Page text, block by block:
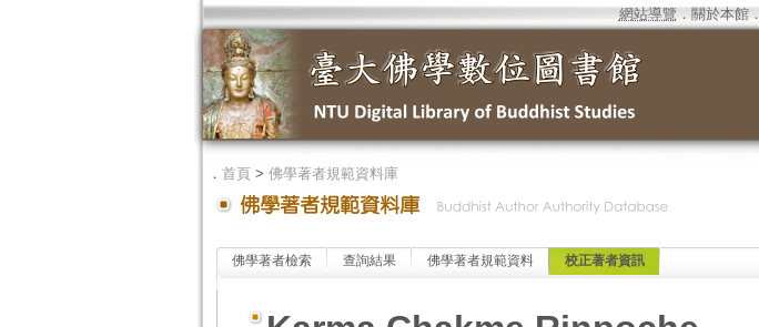
網站導覽 ． 關於本館．
． 首頁> 佛學著者規範資料庫
佛學著者檢索 查詢結果 佛學著者規範資料 校正著者資訊